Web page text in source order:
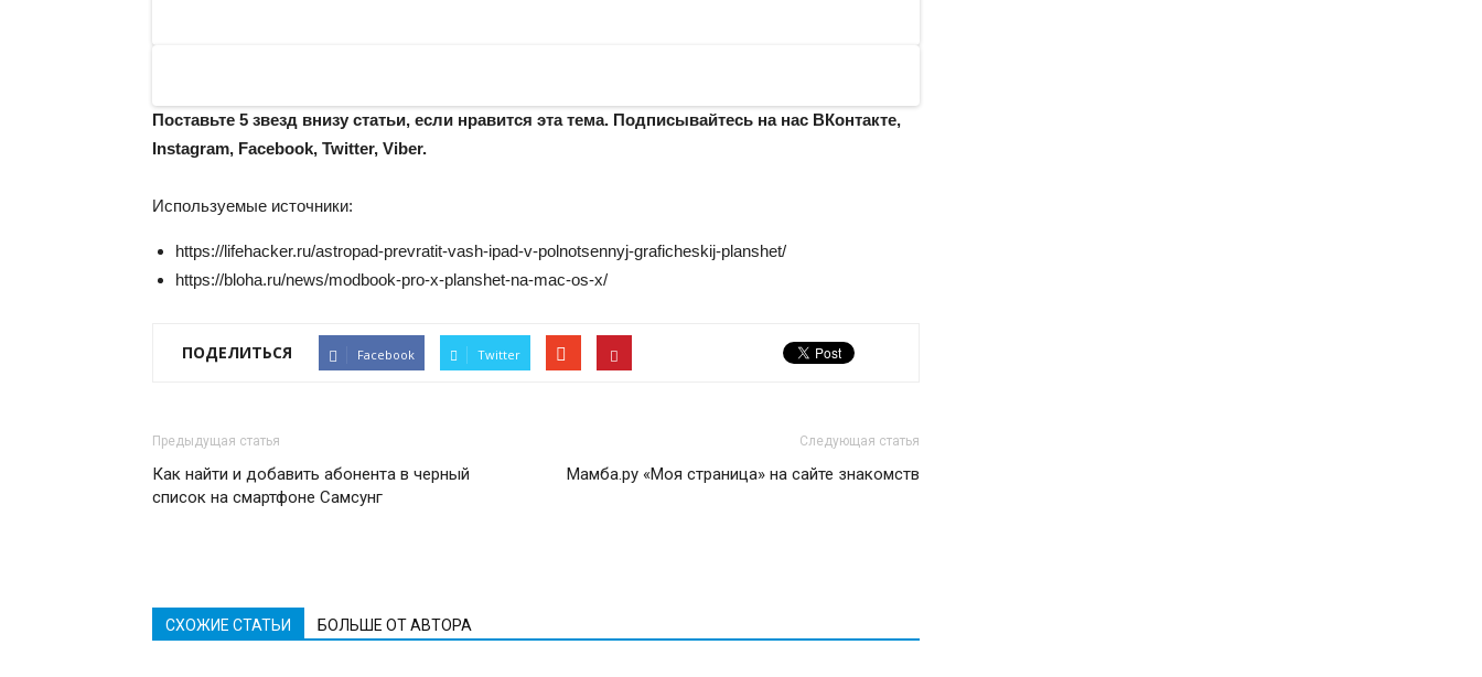
Поставьте 5 звезд внизу статьи, если нравится эта тема. Подписывайтесь на нас ВКонтакте,
Instagram, Facebook, Twitter, Viber.
Используемые источники:
https://lifehacker.ru/astropad-prevratit-vash-ipad-v-polnotsennyj-graficheskij-planshet/
https://bloha.ru/news/modbook-pro-x-planshet-na-mac-os-x/
ПОДЕЛИТЬСЯ Facebook Twitter
Предыдущая статья
Как найти и добавить абонента в черный
список на смартфоне Самсунг
Следующая статья
Мамба.ру «Моя страница» на сайте знакомств
СХОЖИЕ СТАТЬИ БОЛЬШЕ ОТ АВТОРА